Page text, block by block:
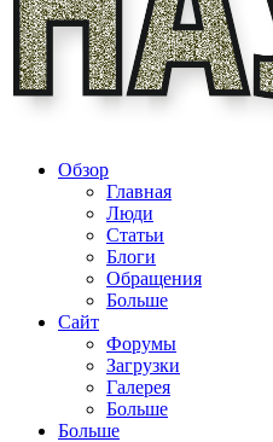
Обзор
Главная
Люди
Статьи
Блоги
Обращения
Больше
Сайт
Форумы
Загрузки
Галерея
Больше
Больше